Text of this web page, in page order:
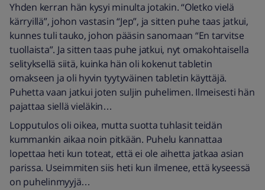
Yhden kerran hän kysyi minulta jotakin. “Oletko vielä
kärryillä”, johon vastasin “Jep”, ja sitten puhe taas jatkui,
kunnes tuli tauko, johon pääsin sanomaan “En tarvitse
tuollaista”. Ja sitten taas puhe jatkui, nyt omakohtaisella
selityksellä siitä, kuinka hän oli kokenut tabletin
omakseen ja oli hyvin tyytyväinen tabletin käyttäjä.
Puhetta vaan jatkui joten suljin puhelimen. Ilmeisesti hän
pajattaa siellä vieläkin…
Lopputulos oli oikea, mutta suotta tuhlasit teidän
kummankin aikaa noin pitkään. Puhelu kannattaa
lopettaa heti kun toteat, että ei ole aihetta jatkaa asian
parissa. Useimmiten siis heti kun ilmenee, että kyseessä
on puhelinmyyjä…